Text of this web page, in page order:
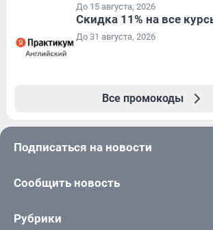
До 15 августа, 2026
Скидка 11% на все
До 31 августа, 2026
Все промокоды
Подписаться на новости
Сообщить новость
Рубрики